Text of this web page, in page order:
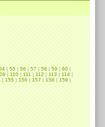
|55|56|57|58|59|60|
|110|111|112|113|114|
|155|156|157|158|159|